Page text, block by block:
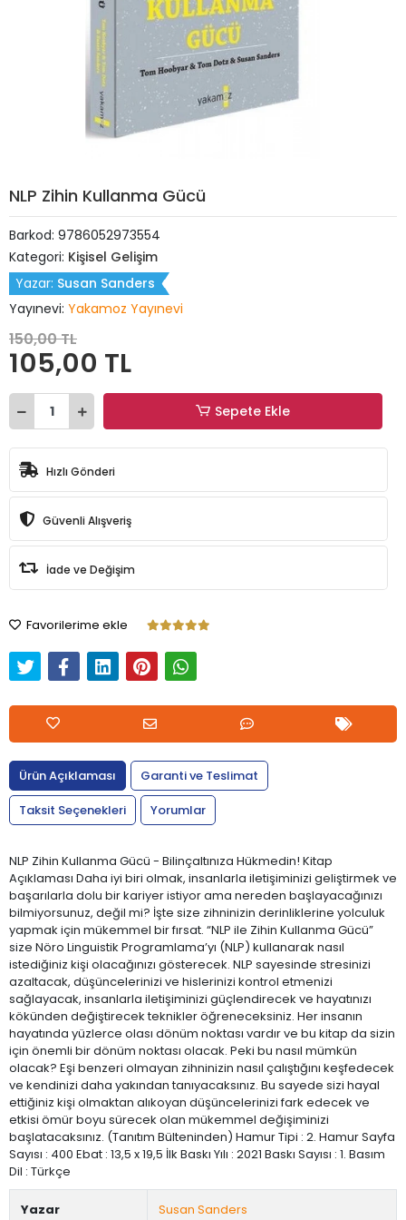
NLP Zihin Kullanma Gücü
Barkod: 9786052973554
Kategori: Kişisel Gelişim
Yazar: Susan Sanders
Yayınevi: Yakamoz Yayınevi
150,00 TL
105,00 TL
Sepete Ekle
Hızlı Gönderi
Güvenli Alışveriş
İade ve Değişim
Favorilerime ekle
Ürün Açıklaması
Garanti ve Teslimat
Taksit Seçenekleri
Yorumlar
NLP Zihin Kullanma Gücü - Bilinçaltınıza Hükmedin! Kitap
Açıklaması Daha iyi biri olmak, insanlarla iletişiminizi geliştirmek ve
başarılarla dolu bir kariyer istiyor ama nereden başlayacağınızı
bilmiyorsunuz, değil mi? İşte size zihninizin derinliklerine yolculuk
yapmak için mükemmel bir fırsat. “NLP ile Zihin Kullanma Gücü”
size Nöro Linguistik Programlama’yı (NLP) kullanarak nasıl
istediğiniz kişi olacağınızı gösterecek. NLP sayesinde stresinizi
azaltacak, düşüncelerinizi ve hislerinizi kontrol etmenizi
sağlayacak, insanlarla iletişiminizi güçlendirecek ve hayatınızı
kökünden değiştirecek teknikler öğreneceksiniz. Her insanın
hayatında yüzlerce olası dönüm noktası vardır ve bu kitap da sizin
için önemli bir dönüm noktası olacak. Peki bu nasıl mümkün
olacak? Eşi benzeri olmayan zihninizin nasıl çalıştığını keşfedecek
ve kendinizi daha yakından tanıyacaksınız. Bu sayede sizi hayal
ettiğiniz kişi olmaktan alıkoyan düşüncelerinizi fark edecek ve
etkisi ömür boyu sürecek olan mükemmel değişiminizi
başlatacaksınız. (Tanıtım Bülteninden) Hamur Tipi : 2. Hamur Sayfa
Sayısı : 400 Ebat : 13,5 x 19,5 İlk Baskı Yılı : 2021 Baskı Sayısı : 1. Basım
Dil : Türkçe
Yazar Susan Sanders